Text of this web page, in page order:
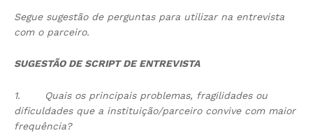
Segue sugestão de perguntas para utilizar na entrevista
com o parceiro.
SUGESTÃO DE SCRIPT DE ENTREVISTA
1.
Quais os principais problemas, fragilidades ou
dificuldades que a instituição/parceiro convive com maior
frequência?